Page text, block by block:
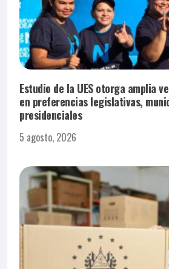
Estudio de la UES otorga amplia
en preferencias legislativas,
presidenciales
5 agosto, 2026